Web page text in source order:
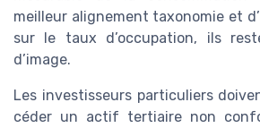
meilleur alignement taxonomie et
sur le taux d’occupation, ils
d’image.
Les investisseurs particuliers
céder un actif tertiaire non